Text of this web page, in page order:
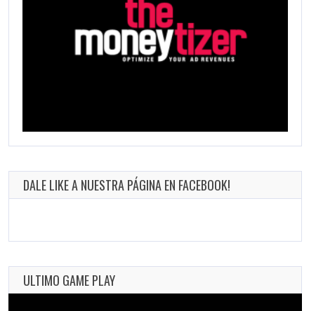
DALE LIKE A NUESTRA PÁGINA EN FACEBOOK!
ULTIMO GAME PLAY